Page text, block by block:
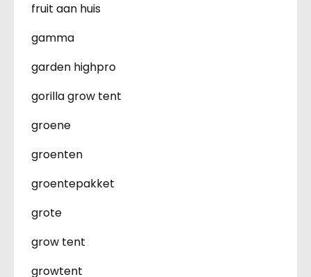
fruit aan huis
gamma
garden highpro
gorilla grow tent
groene
groenten
groentepakket
grote
grow tent
growtent